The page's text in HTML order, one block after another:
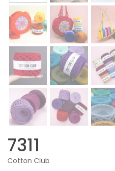
7311
Cotton Club